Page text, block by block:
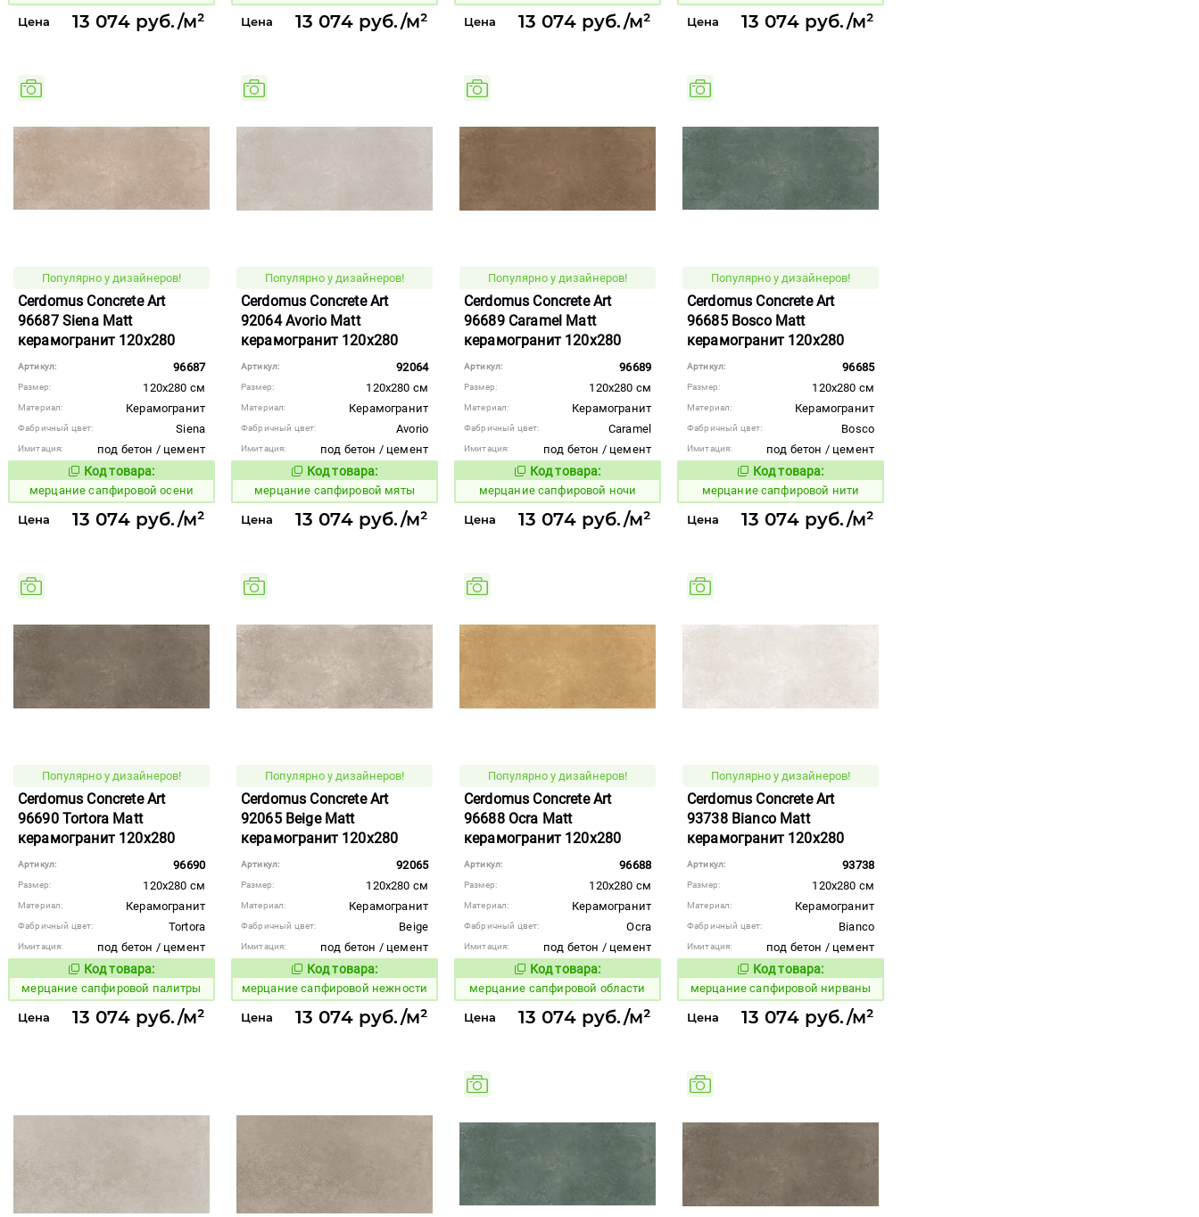
Цена 13 074 руб./м² Цена 13 074 руб./м² Цена 13 074 руб./м² Цена 13 074 руб./м²
Популярно у дизайнеров!
Cerdomus Concrete Art
96687 Siena Matt
керамогранит 120x280
Артикул: 96687
Размер: 120x280 см
Материал: Керамогранит
Фабричный цвет: Siena
Имитация:
под бетон / цемент
Код товара:
978940 Код товара:
мерцание сапфировой осени
Цена 13 074 руб./м²
Популярно у дизайнеров!
Cerdomus Concrete Art
92064 Avorio Matt
керамогранит 120x280
Артикул: 92064
Размер: 120x280 см
Материал: Керамогранит
Фабричный цвет: Avorio
Имитация:
под бетон / цемент
Код товара:
978931 Код товара:
мерцание сапфировой мяты
Цена 13 074 руб./м²
Популярно у дизайнеров!
Cerdomus Concrete Art
96689 Caramel Matt
керамогранит 120x280
Артикул: 96689
Размер: 120x280 см
Материал: Керамогранит
Фабричный цвет: Caramel
Имитация:
под бетон / цемент
Код товара:
978936 Код товара:
мерцание сапфировой ночи
Цена 13 074 руб./м²
Популярно у дизайнеров!
Cerdomus Concrete Art
96685 Bosco Matt
керамогранит 120x280
Артикул: 96685
Размер: 120x280 см
Материал: Керамогранит
Фабричный цвет: Bosco
Имитация:
под бетон / цемент
Код товара:
978935 Код товара:
мерцание сапфировой нити
Цена 13 074 руб./м²
Популярно у дизайнеров!
Cerdomus Concrete Art
96690 Tortora Matt
керамогранит 120x280
Артикул: 96690
Размер: 120x280 см
Материал: Керамогранит
Фабричный цвет: Tortora
Имитация:
под бетон / цемент
Код товара:
978941 Код товара:
мерцание сапфировой палитры
Цена 13 074 руб./м²
Популярно у дизайнеров!
Cerdomus Concrete Art
92065 Beige Matt
керамогранит 120x280
Артикул: 92065
Размер: 120x280 см
Материал: Керамогранит
Фабричный цвет: Beige
Имитация:
под бетон / цемент
Код товара:
978933 Код товара:
мерцание сапфировой нежности
Цена 13 074 руб./м²
Популярно у дизайнеров!
Cerdomus Concrete Art
96688 Ocra Matt
керамогранит 120x280
Артикул: 96688
Размер: 120x280 см
Материал: Керамогранит
Фабричный цвет: Ocra
Имитация:
под бетон / цемент
Код товара:
978938 Код товара:
мерцание сапфировой области
Цена 13 074 руб./м²
Популярно у дизайнеров!
Cerdomus Concrete Art
93738 Bianco Matt
керамогранит 120x280
Артикул: 93738
Размер: 120x280 см
Материал: Керамогранит
Фабричный цвет: Bianco
Имитация:
под бетон / цемент
Код товара:
978934 Код товара:
мерцание сапфировой нирваны
Цена 13 074 руб./м²